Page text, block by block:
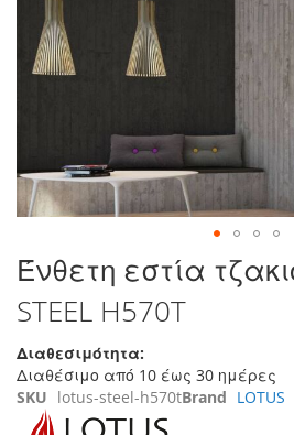
τέλος
της
συλλογής
εικόνων
Μετάβαση
στην
αρχή
της
συλλογής
εικόνων
Ένθετη εστία
STEEL H570T
Διαθεσιμότητα:
Διαθέσιμο από 10 έως 30 ημέρες
SKU lotus-steel-h570tBrand LOTUS